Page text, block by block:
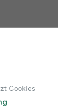
Cookies